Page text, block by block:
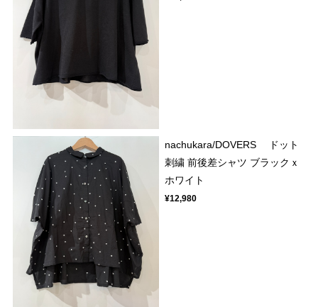
nachukara/DOVERS ドット
刺繍 前後差シャツ ブラックｘ
ホワイト
¥12,980